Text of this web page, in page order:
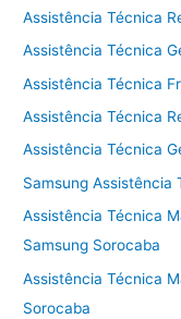
Assistência Técnica
Assistência Técnica
Assistência Técnica
Assistência Técnica
Assistência Técnica
Samsung Assistência
Assistência Técnica
Samsung Sorocaba
Assistência Técnica
Sorocaba